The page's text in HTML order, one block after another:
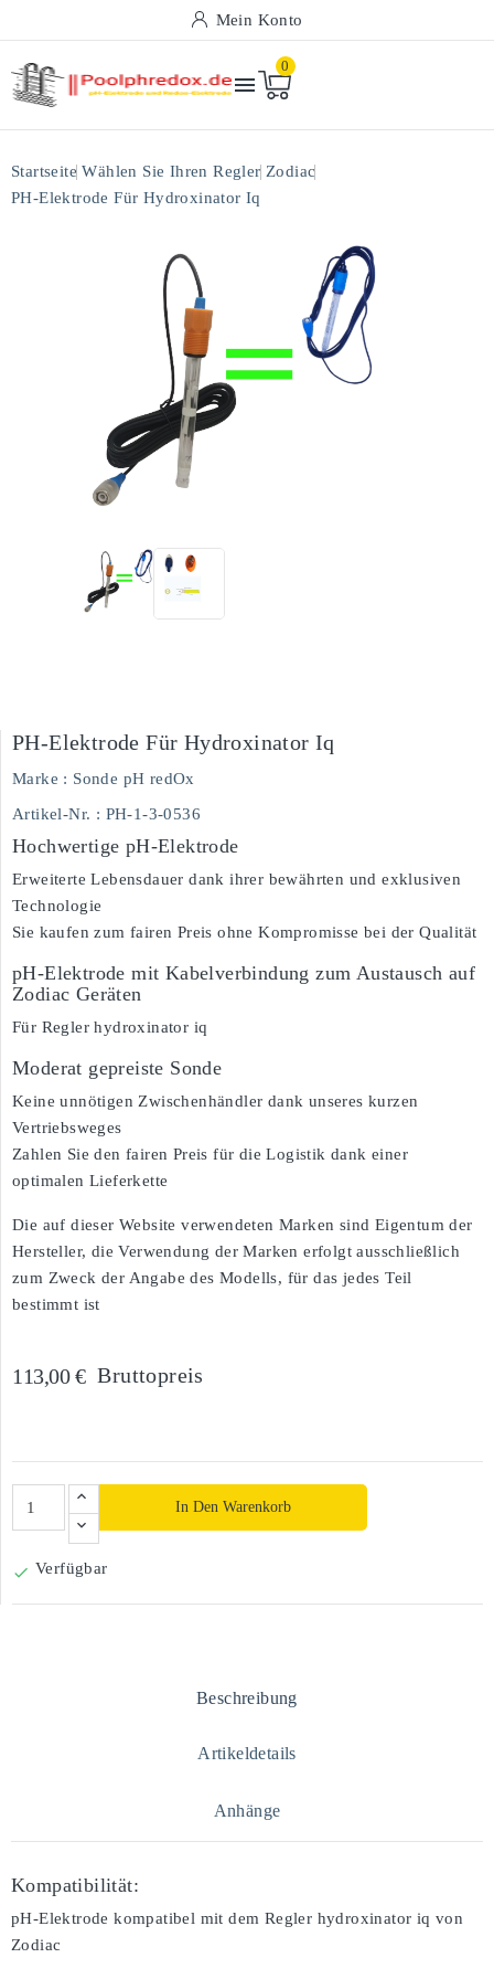
Mein Konto

0
Startseite Wählen Sie Ihren Regler Zodiac
PH-Elektrode Für Hydroxinator Iq
PH-Elektrode Für Hydroxinator Iq
Marke : Sonde pH redOx
Artikel-Nr. : PH-1-3-0536
Hochwertige pH-Elektrode
Erweiterte Lebensdauer dank ihrer bewährten und exklusiven
Technologie
Sie kaufen zum fairen Preis ohne Kompromisse bei der Qualität
pH-Elektrode mit Kabelverbindung zum Austausch auf
Zodiac Geräten
Für Regler hydroxinator iq
Moderat gepreiste Sonde
Keine unnötigen Zwischenhändler dank unseres kurzen
Vertriebsweges
Zahlen Sie den fairen Preis für die Logistik dank einer
optimalen Lieferkette
Die auf dieser Website verwendeten Marken sind Eigentum der
Hersteller, die Verwendung der Marken erfolgt ausschließlich
zum Zweck der Angabe des Modells, für das jedes Teil
bestimmt ist
113,00 € Bruttopreis
In Den Warenkorb
 Verfügbar
Beschreibung
Artikeldetails
Anhänge
Kompatibilität:
pH-Elektrode kompatibel mit dem Regler hydroxinator iq von
Zodiac